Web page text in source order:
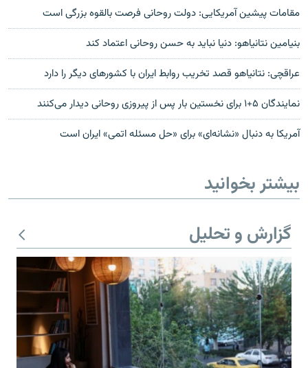
مقامات پیشین آمریکایی: دولت روحانی فرصت بالقوه بزرگی است
بنیامین نتانیاهو: دنیا نباید به حسن روحانی اعتماد کند
عراقچی: نتانیاهو قصد تخریب روابط ایران با کشورهای دیگر را دارد
نمایندگان ۵+۱ برای نخستین بار پس از پیروزی روحانی دیدار می‌کنند
آمریکا به دنبال «نشانه‌ای» برای «حل مسئله اتمی‌» ایران است
بیشتر بخوانید
گزارش و تحلیل